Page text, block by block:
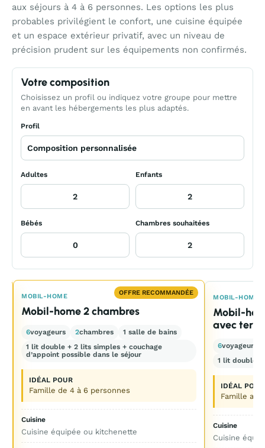
aux séjours à 4 à 6 personnes. Les options les plus
probables privilégient le confort, une cuisine équipée
et un espace extérieur privatif, avec un niveau de
précision prudent sur les équipements non confirmés.
Votre composition
Choisissez un profil ou indiquez votre groupe pour mettre
en avant les hébergements les plus adaptés.
Profil
Adultes Enfants
Bébés Chambres souhaitées
OFFRE RECOMMANDÉE
MOBIL-HOME
Mobil-home 2 chambres
6voyageurs 2chambres
1 salle de bains
1 lit double + 2 lits simples + couchage
d’appoint possible dans le séjour
IDÉAL POUR
Famille de 4 à 6 personnes
Cuisine
Cuisine équipée ou kitchenette
MOBIL-HOME
Mobil-
avec
6voyageurs
1 lit double +
IDÉAL POUR
Famille
Cuisine
Cuisine